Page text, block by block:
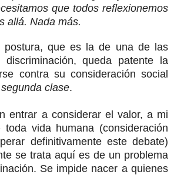
que todos reflexionemos
allá. Nada más.
postura, que es la de una de las
queda patente la
contra su consideración social
segunda clase.
entrar a considerar el valor, a mi
toda vida humana (consideración
definitivamente este debate)
se trata aquí es de un problema
Se impide nacer a quienes